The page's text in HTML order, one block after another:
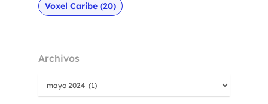
Voxel Caribe (20)
Archivos